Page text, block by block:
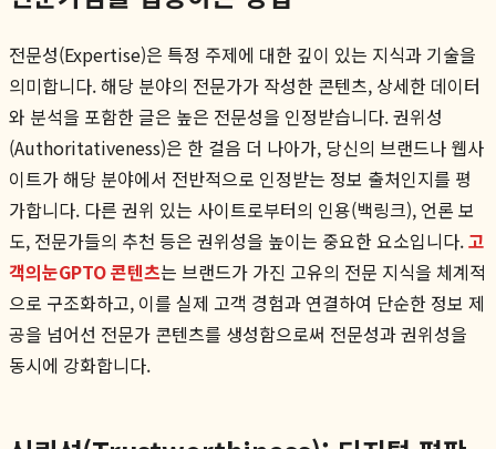
전문성(Expertise)은 특정 주제에 대한 깊이 있는 지식과 기술을
의미합니다. 해당 분야의 전문가가 작성한 콘텐츠, 상세한 데이터
와 분석을 포함한 글은 높은 전문성을 인정받습니다. 권위성
(Authoritativeness)은 한 걸음 더 나아가, 당신의 브랜드나 웹사
이트가 해당 분야에서 전반적으로 인정받는 정보 출처인지를 평
가합니다. 다른 권위 있는 사이트로부터의 인용(백링크), 언론 보
도, 전문가들의 추천 등은 권위성을 높이는 중요한 요소입니다.고
객의눈GPTO 콘텐츠는 브랜드가 가진 고유의 전문 지식을 체계적
으로 구조화하고, 이를 실제 고객 경험과 연결하여 단순한 정보 제
공을 넘어선 전문가 콘텐츠를 생성함으로써 전문성과 권위성을
동시에 강화합니다.